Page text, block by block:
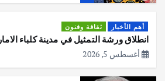
أهم الأخبار ثقافة وفنون
انطلاق ورشة التمثيل في مدينة كلباء
أغسطس 5, 2026